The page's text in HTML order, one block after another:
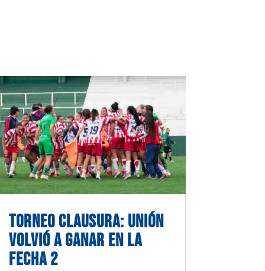
TORNEO CLAUSURA: UNIÓN
VOLVIÓ A GANAR EN LA
FECHA 2